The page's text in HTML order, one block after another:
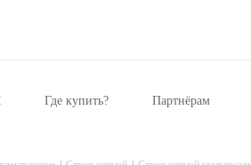
Где купить? Партнёрам